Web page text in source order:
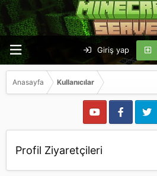
Giriş yap
Anasayfa Kullanıcılar
Profil Ziyaretçileri